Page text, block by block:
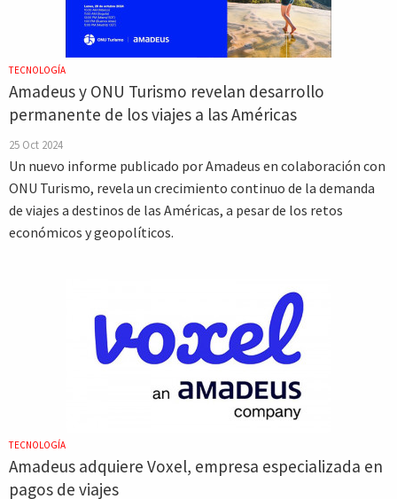
TECNOLOGÍA
Amadeus y ONU Turismo revelan desarrollo
permanente de los viajes a las Américas
25 Oct 2024
Un nuevo informe publicado por Amadeus en colaboración con
ONU Turismo, revela un crecimiento continuo de la demanda
de viajes a destinos de las Américas, a pesar de los retos
económicos y geopolíticos.
TECNOLOGÍA
Amadeus adquiere Voxel, empresa especializada en
pagos de viajes